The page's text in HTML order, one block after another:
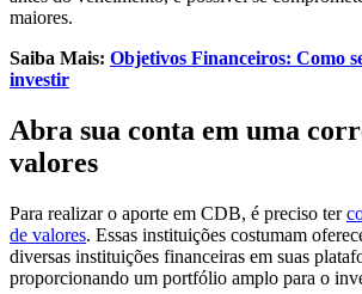
maiores.
Saiba Mais: Objetivos Financeiros: Como
investir
Abra sua conta em uma
valores
Para realizar o aporte em CDB, é preciso ter
de valores. Essas instituições costumam
diversas instituições financeiras em suas
proporcionando um portfólio amplo para o